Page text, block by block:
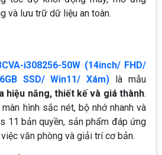
và lưu trữ dữ liệu an toàn.
i308256-50W (14inch/ FHD/
SSD/ Win11/ Xám) là mẫu
hiệu năng, thiết kế và giá thành.
hình sắc nét, bộ nhớ nhanh và
11 bản quyền, sản phẩm đáp ứng
văn phòng và giải trí cơ bản.